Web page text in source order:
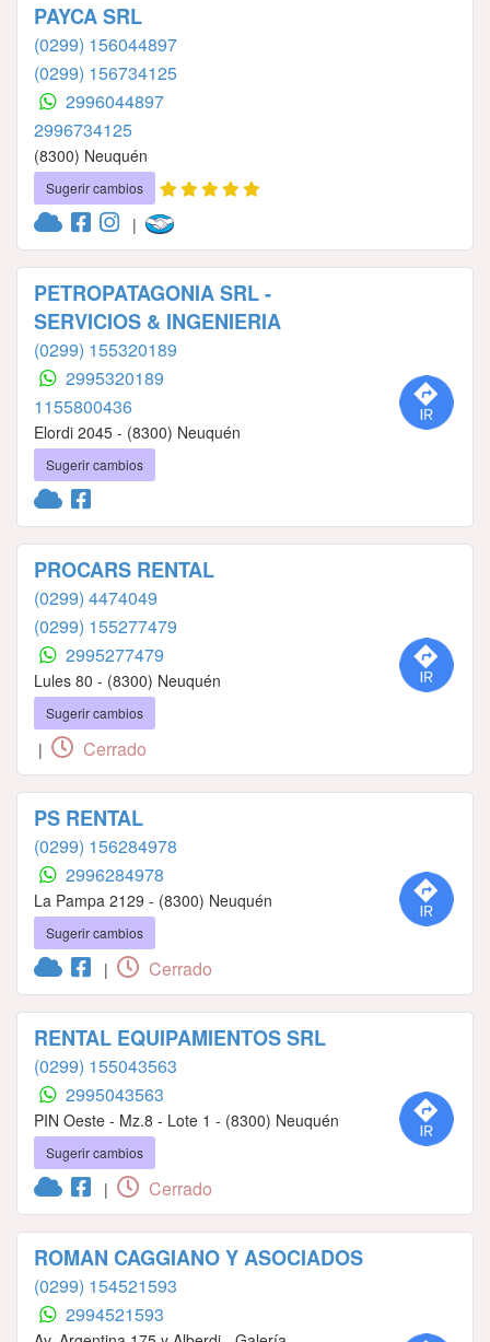
PAYCA SRL
(0299) 156044897
(0299) 156734125
2996044897
2996734125
(8300) Neuquén
Sugerir cambios
|
PETROPATAGONIA SRL -
SERVICIOS & INGENIERIA
(0299) 155320189
2995320189
1155800436
Elordi 2045 - (8300) Neuquén
Sugerir cambios
PROCARS RENTAL
(0299) 4474049
(0299) 155277479
2995277479
Lules 80 - (8300) Neuquén
Sugerir cambios
| Cerrado
PS RENTAL
(0299) 156284978
2996284978
La Pampa 2129 - (8300) Neuquén
Sugerir cambios
| Cerrado
RENTAL EQUIPAMIENTOS SRL
(0299) 155043563
2995043563
PIN Oeste - Mz.8 - Lote 1 - (8300) Neuquén
Sugerir cambios
| Cerrado
ROMAN CAGGIANO Y ASOCIADOS
(0299) 154521593
2994521593